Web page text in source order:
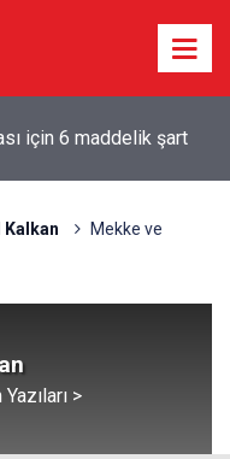
için 6 maddelik şart
Kalkan
Mekke ve
>